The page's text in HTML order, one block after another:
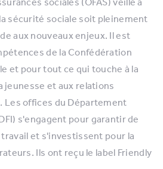
sécurité sociale soit pleinement
aux nouveaux enjeux. Il est
de la Confédération
et pour tout ce qui touche à la
jeunesse et aux relations
offices du Département
s'engagent pour garantir de
et s'investissent pour la
Ils ont reçu le label Friendly